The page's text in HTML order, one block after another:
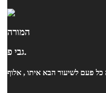
המורה
גבי פ.